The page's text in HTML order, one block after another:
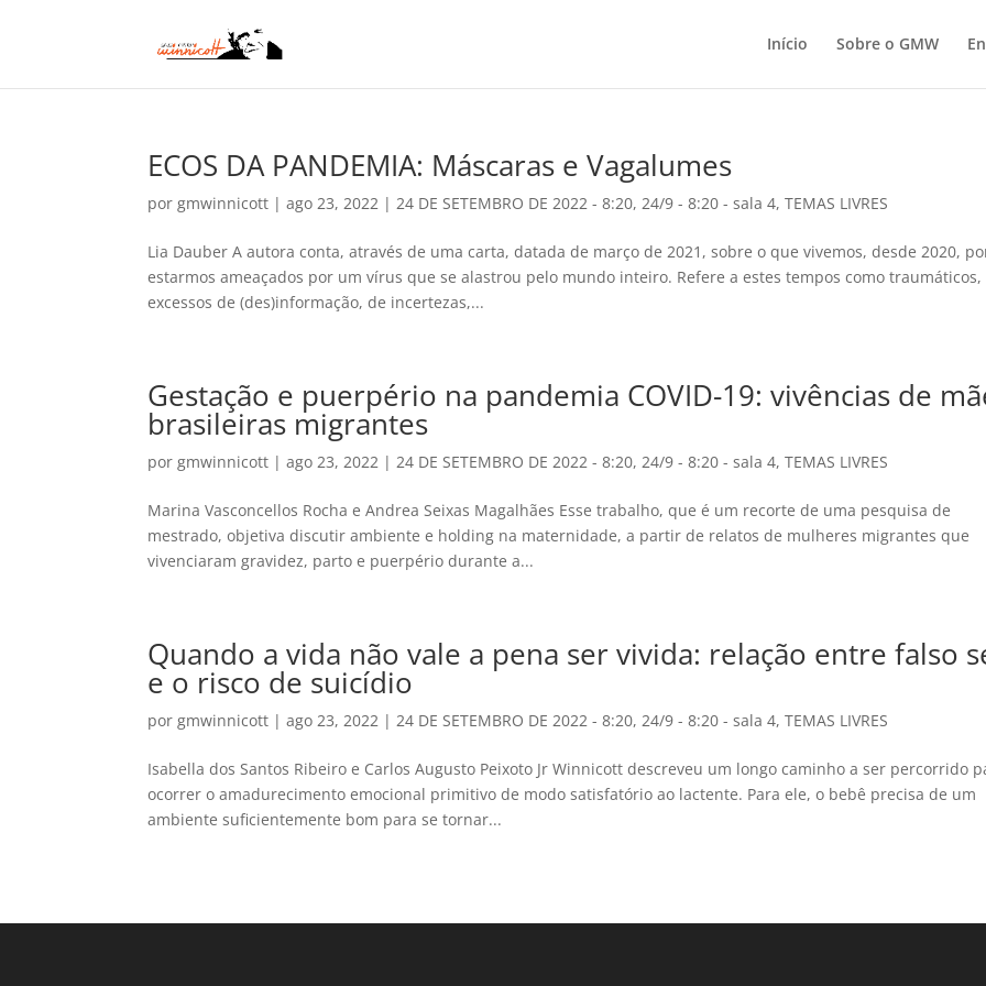
Início Sobre o GMW
ECOS DA PANDEMIA: Máscaras e Vagalumes
porgmwinnicott |ago 23, 2022 |24 DE SETEMBRO DE 2022 - 8:20,24/9 - 8:20 - sala 4,TEMAS LIVRES
Lia Dauber A autora conta, através de uma carta, datada de março de 2021, sobre o que vivemos, desde 2020,
estarmos ameaçados por um vírus que se alastrou pelo mundo inteiro. Refere a estes tempos como
excessos de (des)informação, de incertezas,...
Gestação e puerpério na pandemia COVID-19: vivências de
brasileiras migrantes
porgmwinnicott |ago 23, 2022 |24 DE SETEMBRO DE 2022 - 8:20,24/9 - 8:20 - sala 4,TEMAS LIVRES
Marina Vasconcellos Rocha e Andrea Seixas Magalhães Esse trabalho, que é um recorte de uma pesquisa de
mestrado, objetiva discutir ambiente e holding na maternidade, a partir de relatos de mulheres migrantes que
vivenciaram gravidez, parto e puerpério durante a...
Quando a vida não vale a pena ser vivida: relação entre falso
e o risco de suicídio
porgmwinnicott |ago 23, 2022 |24 DE SETEMBRO DE 2022 - 8:20,24/9 - 8:20 - sala 4,TEMAS LIVRES
Isabella dos Santos Ribeiro e Carlos Augusto Peixoto Jr Winnicott descreveu um longo caminho a ser percorrido
ocorrer o amadurecimento emocional primitivo de modo satisfatório ao lactente. Para ele, o bebê precisa de um
ambiente suficientemente bom para se tornar...